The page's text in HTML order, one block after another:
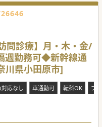
診療】月・木・金/
週勤務可◆新幹線通
川県小田原市]
対応なし 車通勤可 転科OK ブ